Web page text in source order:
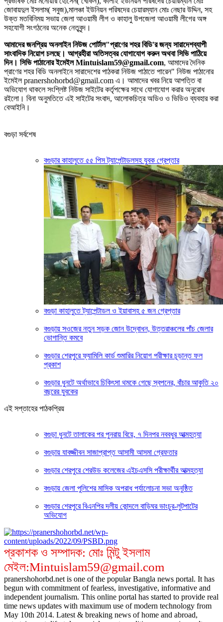
জোবায়দুল ইসলাম( সবুজ),মালঞ্চা ইউনিয়ন পরিষদের চেয়ারম্যান মোঃ নেছার উদ্দিন, সহ
উক্ত মতবিনিময় সভায় জেলা আওয়ামী লীগ ও কাহালু উপজেলা আওয়ামী লীগের অঙ্গ
সহযোগী সংগঠনের অনেক নেতৃবৃন্দ।
আমাদের জনপ্রিয় অনলাইন নিউজ পোর্টাল"প্রাণের শহর বিডি'র জন্য সারাদেশব্যাপী
সাংবাদিক নিয়োগ চলছে। আগ্রহীরা অতিসত্বর যোগাযোগ করুন অথবা সিভি পাঠিয়ে
দিন। সিভি পাঠানোর ইমেইল Mintuislam59@gmail.com, আমাদের দৈনিক
প্রাণের শহর বিডি অনলাইনে সারাদেশের পাঠকরা নিউজ পাঠাতে পারেন" নিউজ পাঠানোর
ইমেইল pranershohorbd@gmail.com এ। আমাদের খবর নিয়ে আপত্তি বা
অভিযোগ থাকলে সংশ্লিষ্ট নিউজ সাইটের কর্তৃপক্ষের সাথে যোগাযোগ করার অনুরোধ
রইলো। বিনা অনুমতিতে এই সাইটের সংবাদ, আলোকচিত্র অডিও ও ভিডিও ব্যবহার করা
বেআইনি।
বগুড়া সর্বশেষ
বগুড়ার কাহালুতে ৫৫ পিস ট্যাপেন্টাডলসহ যুবক গ্রেপ্তার
বগুড়া কাহালুতে ট্যাপেন্টাডল ও ইয়াবাসহ ৫ জন গ্রেপ্তার
বগুড়ায় সওজের নতুন সড়ক জোন উদ্বোধন, উত্তরাঞ্চলের পাঁচ জেলার
ভোগান্তি কমবে
বগুড়ার শেরপুরে ফ্যামিলি কার্ড শুমারির নিয়োগ পরীক্ষার চূড়ান্ত ফল
প্রকাশ
বগুড়ার ধুনটে অর্থাভাবে চিকিৎসা থমকে গেছে স্বপনের, বাঁচার আকুতি ২০
বছরের যুবকের
এই সপ্তাহের পাঠকপ্রিয়
বগুড়া ধুনটে তালাকের পর পুনরায় বিয়ে, ৭ দিনপর নববধুর আত্মহত্যা
বগুড়ায় যাবজ্জীবন সাজাপ্রাপ্ত আসামী আসমা গ্রেফতার
বগুড়ার শেরপুরে শেরউড কলেজের এইচএসসি পরীক্ষার্থীর আত্মহত্যা
বগুড়ায় জেলা পুলিশের মাসিক অপরাধ পর্যালোচনা সভা অনুষ্ঠিত
বগুড়ার শেরপুরে বিএনপির দলীয় কোন্দলে বাড়িঘর ভাংচুর-লুটপাটের
অভিযোগ
প্রকাশক ও সম্পাদক: মোঃ মিন্টু ইসলাম
মেইল:Mintuislam59@gmail.com
pranershohorbd.net is one of the popular Bangla news portal. It has
begun with commitment of fearless, investigative, informative and
independent journalism. This online portal has started to provide real
time news updates with maximum use of modern technology from
May 10th 2014. Latest & breaking news of home and abroad,